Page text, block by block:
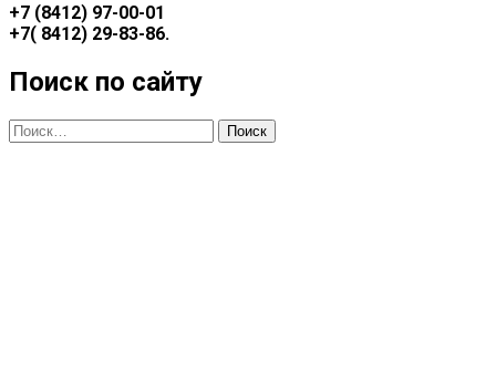
+7 (8412) 97-00-01
+7( 8412) 29-83-86.
Поиск по сайту
Найти: